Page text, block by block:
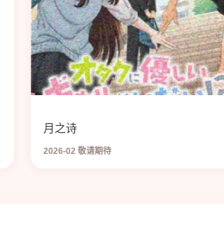
月之诗
2026-02 敬请期待